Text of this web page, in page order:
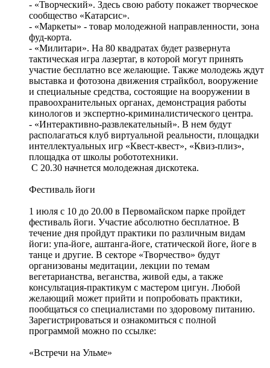
- «Творческий». Здесь свою работу покажет творческое
сообщество «Катарсис».
- «Маркеты» - товар молодежной направленности, зона
фуд-корта.
- «Милитари». На 80 квадратах будет развернута
тактическая игра лазертаг, в которой могут принять
участие бесплатно все желающие. Также молодежь ждут
выставка и фотозона движения страйкбол, вооружение
и специальные средства, состоящие на вооружении в
правоохранительных органах, демонстрация работы
кинологов и экспертно-криминалистического центра.
- «Интерактивно-развлекательный». В нем будут
располагаться клуб виртуальной реальности, площадки
интеллектуальных игр «Квест-квест», «Квиз-плиз»,
площадка от школы робототехники.
С 20.30 начнется молодежная дискотека.
Фестиваль йоги
1 июля с 10 до 20.00 в Первомайском парке пройдет
фестиваль йоги. Участие абсолютно бесплатное. В
течение дня пройдут практики по различным видам
йоги: упа-йоге, аштанга-йоге, статической йоге, йоге в
танце и другие. В секторе «Творчество» будут
организованы медитации, лекции по темам
вегетарианства, веганства, живой еды, а также
консультация-практикум с мастером цигун. Любой
желающий может прийти и попробовать практики,
пообщаться со специалистами по здоровому питанию.
Зарегистрироваться и ознакомиться с полной
программой можно по ссылке:
«Встречи на Ульме»